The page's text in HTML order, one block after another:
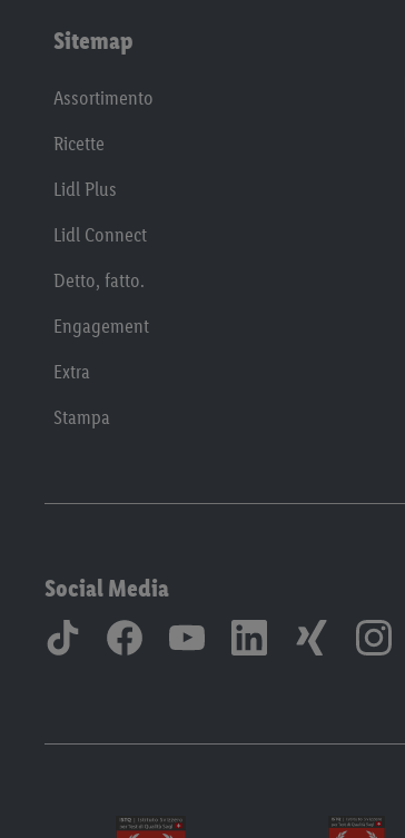
Sitemap
Assortimento
Ricette
Lidl Plus
Lidl Connect
Detto, fatto.
Engagement
Extra
Stampa
Social Media